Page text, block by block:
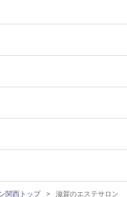
関西トップ 滋賀のエステサロン